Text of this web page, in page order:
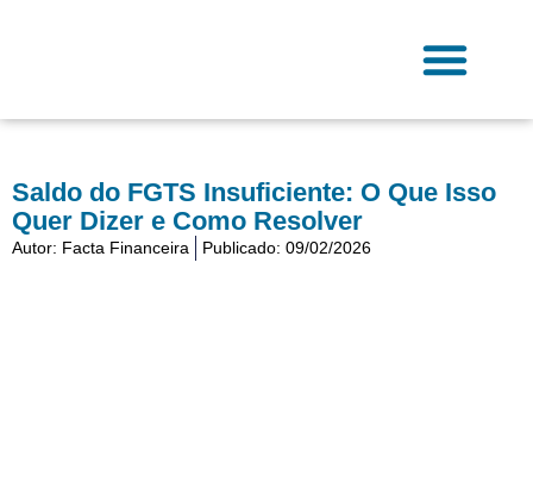
Saldo do FGTS Insuficiente: O Que Isso
Quer Dizer e Como Resolver
Autor: Facta Financeira Publicado: 09/02/2026